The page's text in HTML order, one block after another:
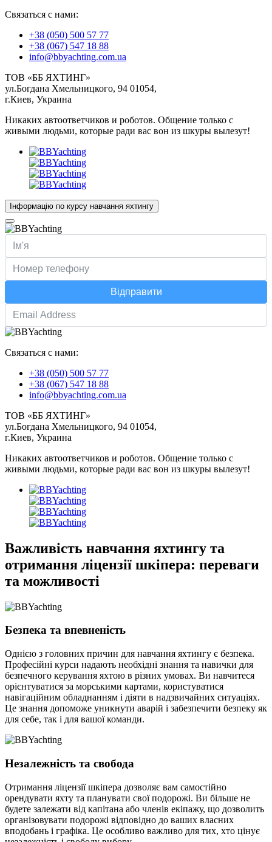
Связаться с нами:
+38 (050) 500 57 77
+38 (067) 547 18 88
info@bbyachting.com.ua
ТОВ «ББ ЯХТИНГ»
ул.Богдана Хмельницкого, 94 01054,
г.Киев, Украина
Никаких автоответчиков и роботов. Общение только с
живыми людьми, которые ради вас вон из шкуры вылезут!
Інформацію по курсу навчання яхтингу
Відправити
Связаться с нами:
+38 (050) 500 57 77
+38 (067) 547 18 88
info@bbyachting.com.ua
ТОВ «ББ ЯХТИНГ»
ул.Богдана Хмельницкого, 94 01054,
г.Киев, Украина
Никаких автоответчиков и роботов. Общение только с
живыми людьми, которые ради вас вон из шкуры вылезут!
Важливість навчання яхтингу та
отримання ліцензії шкіпера: переваги
та можливості
Безпека та впевненість
Однією з головних причин для навчання яхтингу є безпека.
Професійні курси надають необхідні знання та навички для
безпечного керування яхтою в різних умовах. Ви навчитеся
орієнтуватися за морськими картами, користуватися
навігаційним обладнанням і діяти в надзвичайних ситуаціях.
Це знання допоможе уникнути аварій і забезпечити безпеку як
для себе, так і для вашої команди.
Незалежність та свобода
Отримання ліцензії шкіпера дозволяє вам самостійно
орендувати яхту та планувати свої подорожі. Ви більше не
будете залежати від капітана або членів екіпажу, що дозволить
організовувати подорожі відповідно до ваших власних
вподобань і графіка. Це особливо важливо для тих, хто цінує